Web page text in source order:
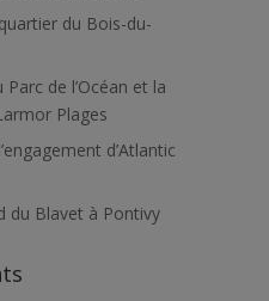
du Bois-du-
de l’Océan et la
Plages
d’Atlantic
du Blavet à Pontivy